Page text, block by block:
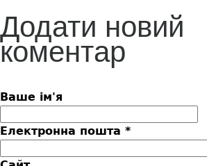
Додати новий
коментар
Ваше ім'я
Електронна пошта *